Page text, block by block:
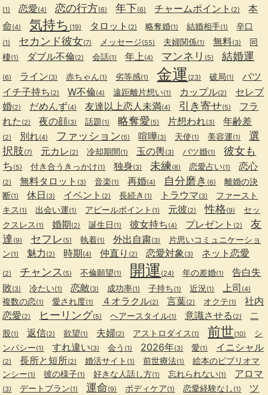
(1) 恋愛(4) 恋の行方(6) 年下(6) チャームポイント (2)
本
命(4) 気持ち (19) タロット (2) 略奪婚(1) 結婚相手(1) 辛口
(1) セカンド彼女(7) メッセージ(55) 夫婦関係(1) 無料(3)
同
棲(1) ダブル不倫(2) 会話(1) 年上(4) マンネリ (5) 結婚運
(6) ライン(3) 赤ちゃん(1) 劣等感(1) 金運 (23) 破局(1)
バツ
イチ子持ち (2) W不倫(4) 遠距離片想い(1) カップル(2)
セレブ
婚(2) だめんず(4) 友達以上恋人未満(4) 引き寄せ(5)
フラ
れた (2) 夜の顔(3) 話題(1) 略奪愛(5) 片想われ(3) 年齢差
(2) 別れ(4) ファッション(5) 喧嘩(3) 天使(1) 美容運(1)
選
択肢(7) 元カレ (2) 冷却期間(1) 玉の輿(3) バツ婚(1)
彼女も
ち (5) 付き合うきっかけ(1) 独身(3) 未練(8) 恋愛占い(1) 恋心
(2) 無料タロット (3) 音楽(1) 再婚(4) 自分磨き (6)
離婚の決
断(1) 休日 (3) イベント (2) 長続き (1) トラウマ(3)
ファースト
キス (1) 出会い運(1) アピールポイント (1) 元彼(2) 性格(9)
セッ
クスレス (1) 婚期(2) 誕生日 (1) 彼女持ち (4) プレゼント (2)
友
達 (9) セフレ (5) 執着(1) 外出自粛(3)
片思いコミュニケーショ
ン(1) 魅力 (2) 時期(4) 仲直り (2) 恋愛対象(3) ネット恋愛
(2) チャンス (5) 不倫願望(1) 開運 (24) 年の差婚(1)
告白失
敗(3) 冷たい(1) 恋敵(3) 成功率(1) 子持ち(1) 近況 (1) 上司 (4)
複数の恋(1) 愛され度(1) ４オラクル(2) 言葉(2) オクテ(1)
社内
恋愛(2) ヒーリング(5) ヘアースタイル(1) 意識させる (2)
二
股(1) 返信(2) 欲望(1) 夫婦(2) アストロダイス (1) 前世(10)
シ
ンパシー(1) すれ違い(3) 会う (1) 2026年(3) 愛(1) イニシャル
(2) 長所と短所(2) 婚活サイト (1) 前世療法(1)
絵本のビブリオマ
ンシー(1) 彼の様子(1) 好きな人話し方(1) 忘れられない(1) アロマ
(3) デートプラン(1) 運命(9) ボディケア(1) 恋愛経験なし (1)
ツ